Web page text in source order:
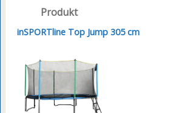
Produkt
inSPORTline Top Jump 305 cm